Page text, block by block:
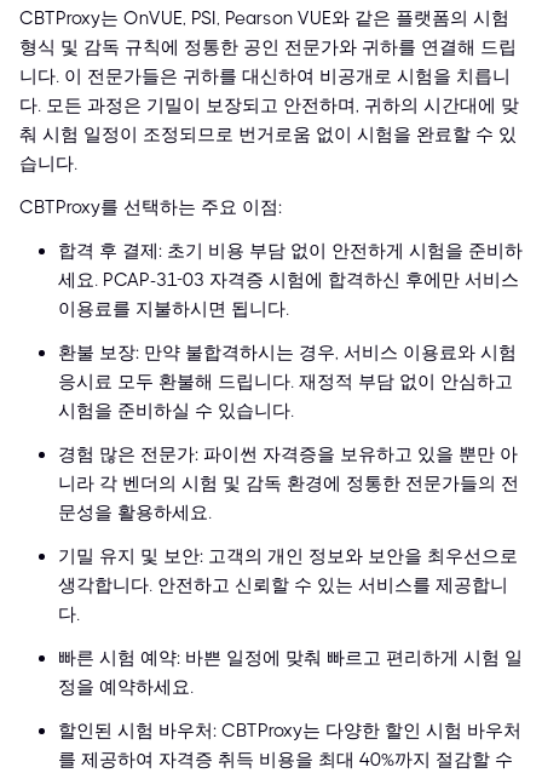
CBTProxy는 OnVUE, PSI, Pearson VUE와 같은 플랫폼의 시험
형식 및 감독 규칙에 정통한 공인 전문가와 귀하를 연결해 드립
니다. 이 전문가들은 귀하를 대신하여 비공개로 시험을 치릅니
다. 모든 과정은 기밀이 보장되고 안전하며, 귀하의 시간대에 맞
춰 시험 일정이 조정되므로 번거로움 없이 시험을 완료할 수 있
습니다.
CBTProxy를 선택하는 주요 이점:
합격 후 결제: 초기 비용 부담 없이 안전하게 시험을 준비하
세요. PCAP-31-03 자격증 시험에 합격하신 후에만 서비스
이용료를 지불하시면 됩니다.
환불 보장: 만약 불합격하시는 경우, 서비스 이용료와 시험
응시료 모두 환불해 드립니다. 재정적 부담 없이 안심하고
시험을 준비하실 수 있습니다.
경험 많은 전문가: 파이썬 자격증을 보유하고 있을 뿐만 아
니라 각 벤더의 시험 및 감독 환경에 정통한 전문가들의 전
문성을 활용하세요.
기밀 유지 및 보안: 고객의 개인 정보와 보안을 최우선으로
생각합니다. 안전하고 신뢰할 수 있는 서비스를 제공합니
다.
빠른 시험 예약: 바쁜 일정에 맞춰 빠르고 편리하게 시험 일
정을 예약하세요.
할인된 시험 바우처: CBTProxy는 다양한 할인 시험 바우처
를 제공하여 자격증 취득 비용을 최대 40%까지 절감할 수